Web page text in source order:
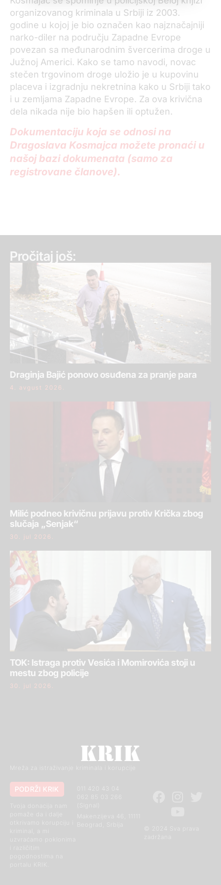
organizovanog kriminala u Srbiji iz 2003.
godine u kojoj je bio označen kao najznačajniji
narko-diler na području Zapadne Evrope
povezan sa međunarodnim švercerima droge u
Južnoj Americi. Kako se tamo navodi, novac
stečen trgovinom droge uložio je u kupovinu
placeva i izgradnju nekretnina kako u Srbiji tako
i u zemljama Zapadne Evrope. Za ova krivična
dela nikada nije bio hapšen ili optužen.
Dokumentaciju koja se odnosi na
Dragoslava Kosmajca možete pronaći u
našoj bazi dokumenata (samo za
registrovane članove).
Pročitaj još:
Draginja Bajić ponovo osuđena za pranje para
4. avgust 2026.
Milić podneo krivičnu prijavu protiv Krička zbog
slučaja „Senjak“
30. jul 2026.
TOK: Istraga protiv Vesića i Momirovića stoji u
mestu zbog policije
30. jul 2026.
Mreža za istraživanje kriminala i korupcije
© 2024 Sva prava
011 420 43 04
Makenzijeva 46, 11111
PODRŽI KRIK
otkrivamo korupciju i
kriminal, a mi
uzvraćamo poklonima
i različitim
pogodnostima na
portalu KRIK.